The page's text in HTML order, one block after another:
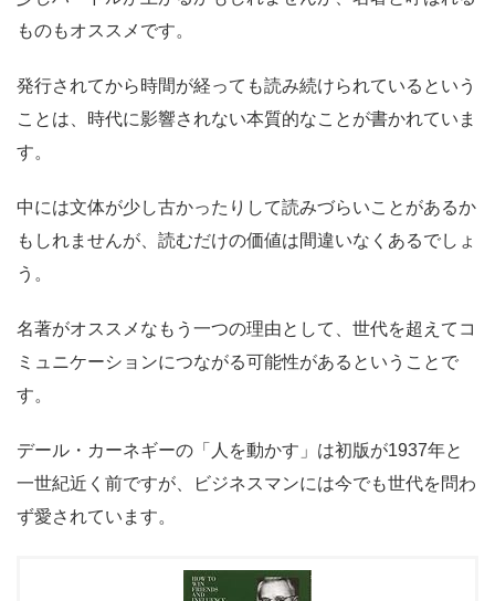
ものもオススメです。
発行されてから時間が経っても読み続けられているという
ことは、時代に影響されない本質的なことが書かれていま
す。
中には文体が少し古かったりして読みづらいことがあるか
もしれませんが、読むだけの価値は間違いなくあるでしょ
う。
名著がオススメなもう一つの理由として、世代を超えてコ
ミュニケーションにつながる可能性があるということで
す。
デール・カーネギーの「人を動かす」は初版が1937年と
一世紀近く前ですが、ビジネスマンには今でも世代を問わ
ず愛されています。